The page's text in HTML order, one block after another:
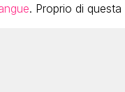
. Proprio di